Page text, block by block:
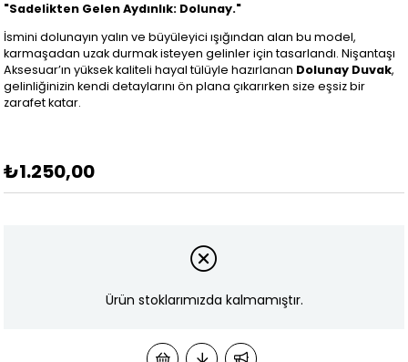
"Sadelikten Gelen Aydınlık: Dolunay."
İsmini dolunayın yalın ve büyüleyici ışığından alan bu model,
karmaşadan uzak durmak isteyen gelinler için tasarlandı. Nişantaşı
Aksesuar’ın yüksek kaliteli hayal tülüyle hazırlanan Dolunay Duvak,
gelinliğinizin kendi detaylarını ön plana çıkarırken size eşsiz bir
zarafet katar.
₺1.250,00
Ürün stoklarımızda kalmamıştır.